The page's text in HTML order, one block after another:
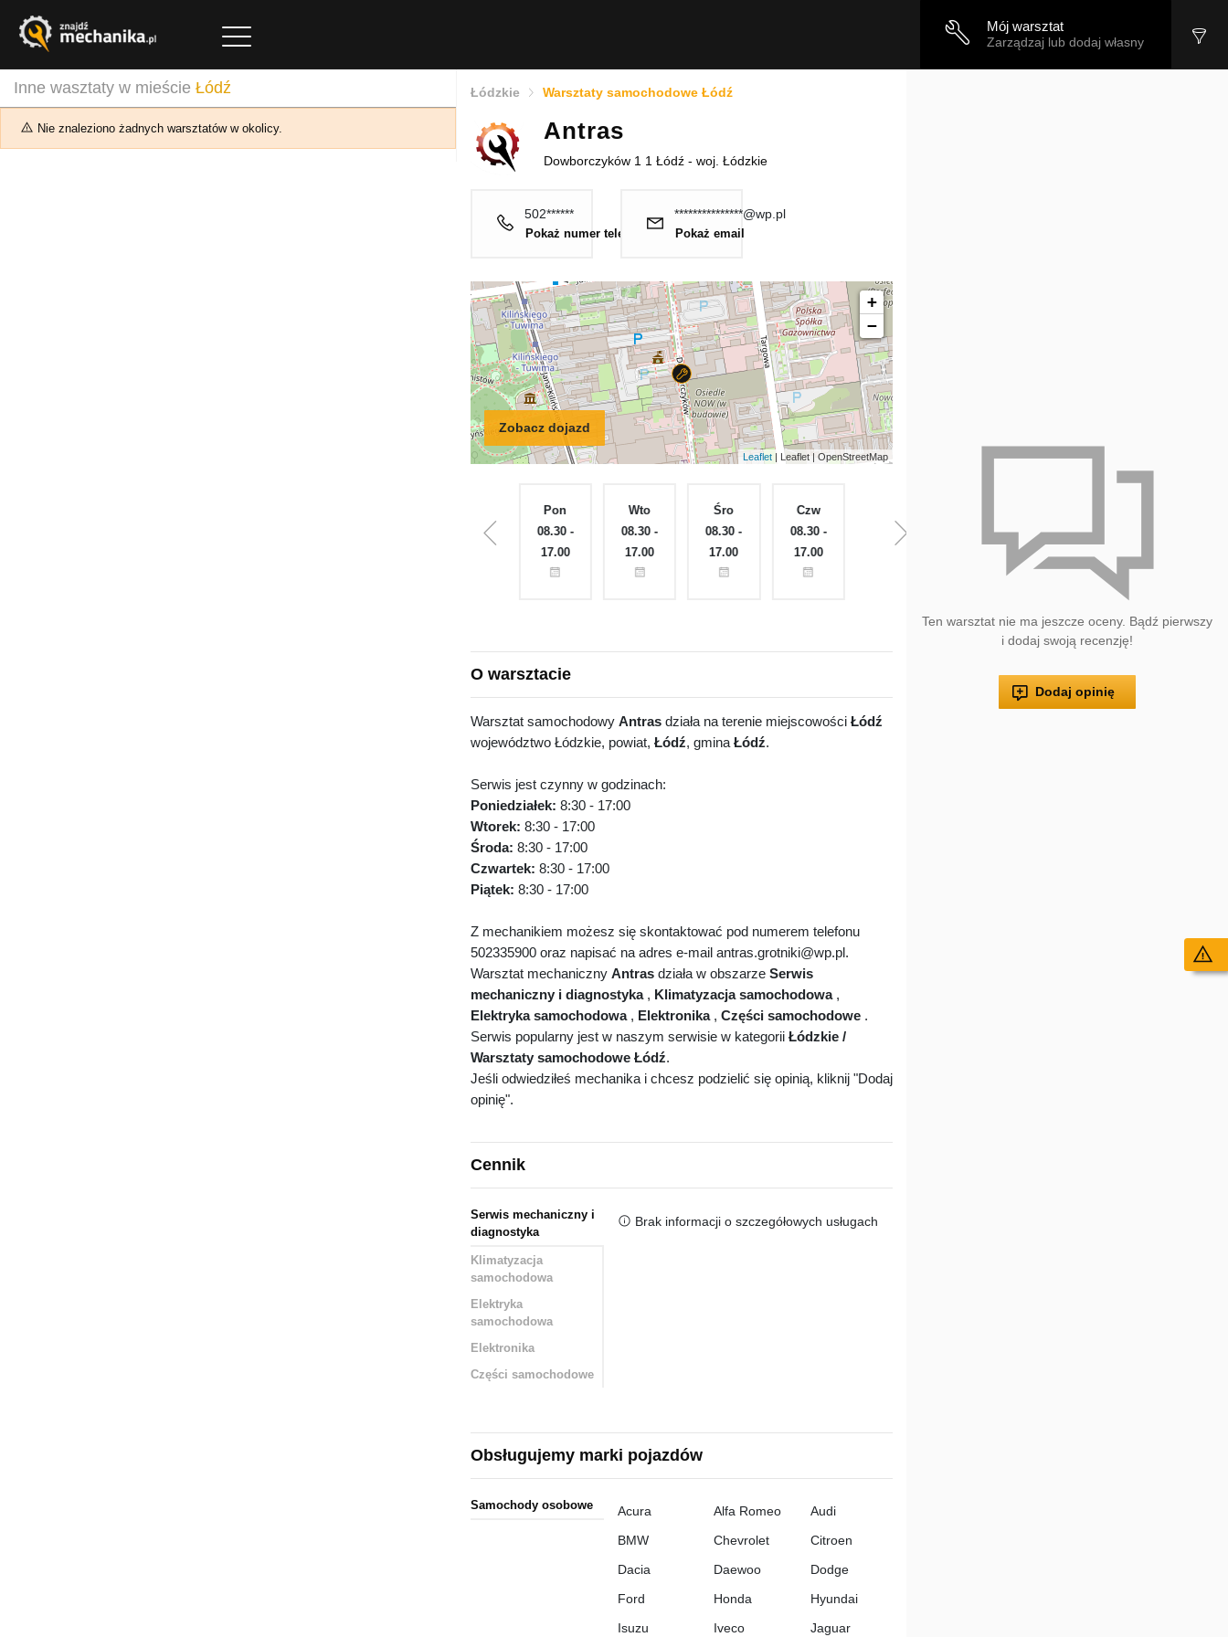
Mój warsztat
Zarządzaj lub dodaj własny
Inne wasztaty w mieście Łódź
Nie znaleziono żadnych warsztatów w okolicy.
Łódzkie Warsztaty samochodowe Łódź
Antras
Dowborczyków 1 1 Łódź - woj. Łódzkie
502******
Pokaż numer telefonu
***************@wp.pl
Pokaż email
Zobacz dojazd
+
−
Leaflet | Leaflet | OpenStreetMap
Zamknięte
Pon
08.30 -
17.00
Wto
08.30 -
17.00
Śro
08.30 -
17.00
Czw
08.30 -
17.00
08.30 -
Zamknięte
Zamknięte
O warsztacie
Warsztat samochodowy Antras działa na terenie miejscowości Łódź
województwo Łódzkie, powiat, Łódź, gmina Łódź.
Serwis jest czynny w godzinach:
Poniedziałek: 8:30 - 17:00
Wtorek: 8:30 - 17:00
Środa: 8:30 - 17:00
Czwartek: 8:30 - 17:00
Piątek: 8:30 - 17:00
Z mechanikiem możesz się skontaktować pod numerem telefonu
502335900 oraz napisać na adres e-mail antras.grotniki@wp.pl.
Warsztat mechaniczny Antras działa w obszarze Serwis
mechaniczny i diagnostyka, Klimatyzacja samochodowa,
Elektryka samochodowa, Elektronika, Części samochodowe .
Serwis popularny jest w naszym serwisie w kategorii Łódzkie /
Warsztaty samochodowe Łódź.
Jeśli odwiedziłeś mechanika i chcesz podzielić się opinią, kliknij "Dodaj
opinię".
Cennik
Serwis mechaniczny i
diagnostyka
Klimatyzacja
samochodowa
Elektryka
samochodowa
Elektronika
Części samochodowe
Brak informacji o szczegółowych usługach
Obsługujemy marki pojazdów
Samochody osobowe Acura Alfa Romeo
Audi
BMW
Chevrolet
Citroen
Dacia
Daewoo
Dodge
Ford
Honda
Hyundai
Isuzu
Iveco Jaguar
Ten warsztat nie ma jeszcze oceny. Bądź pierwszy
i dodaj swoją recenzję!
Dodaj opinię